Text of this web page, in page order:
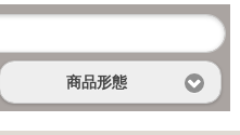
商品形態